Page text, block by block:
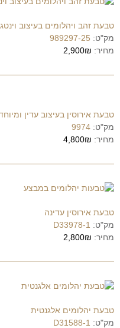
טבעת זהב ויהלומים בעיצוב
מק"ט: 989297-25
מחיר: 2,900₪
טבעת אירוסין בעיצוב עדין ומיוחד
מק"ט: 9974
מחיר: 4,800₪
טבעת אירוסין עדינה
מק"ט: D33978-1
מחיר: 2,800₪
טבעת יהלומים אלגנטית
מק"ט: D31588-1